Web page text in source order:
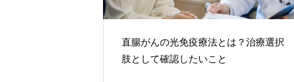
直腸がんの光免疫療法とは？治療選択
肢として確認したいこと